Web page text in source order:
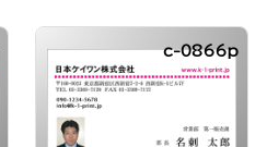
c-0866p